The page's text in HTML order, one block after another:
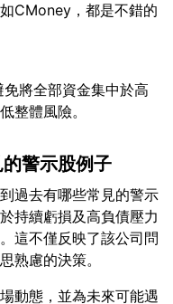
CMoney，都是不錯的
將全部資金集中於高
警示股例子
過去有哪些常見的警示
持續虧損及高負債壓力
這不僅反映了該公司問
動態，並為未來可能遇